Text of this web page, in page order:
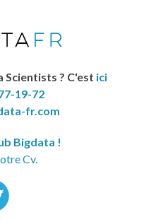
Scientists ? C'est ici
19-72
fr.com
Bigdata !
Cv.